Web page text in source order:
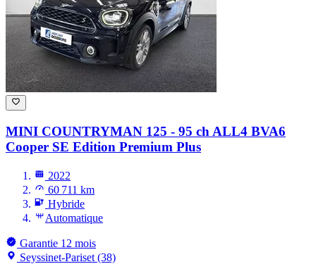
MINI COUNTRYMAN 125 - 95 ch ALL4 BVA6
Cooper SE Edition Premium Plus
2022
60 711 km
Hybride
Automatique
Garantie 12 mois
Seyssinet-Pariset (38)